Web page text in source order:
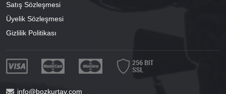
Satış Sözleşmesi
Üyelik Sözleşmesi
Gizlilik Politikası
info@bozkurtav.com